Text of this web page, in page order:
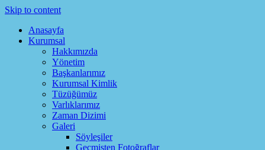
Skip to content
Anasayfa
Kurumsal
Hakkımızda
Yönetim
Başkanlarımız
Kurumsal Kimlik
Tüzüğümüz
Varlıklarımız
Zaman Dizimi
Galeri
Söyleşiler
Geçmişten Fotoğraflar